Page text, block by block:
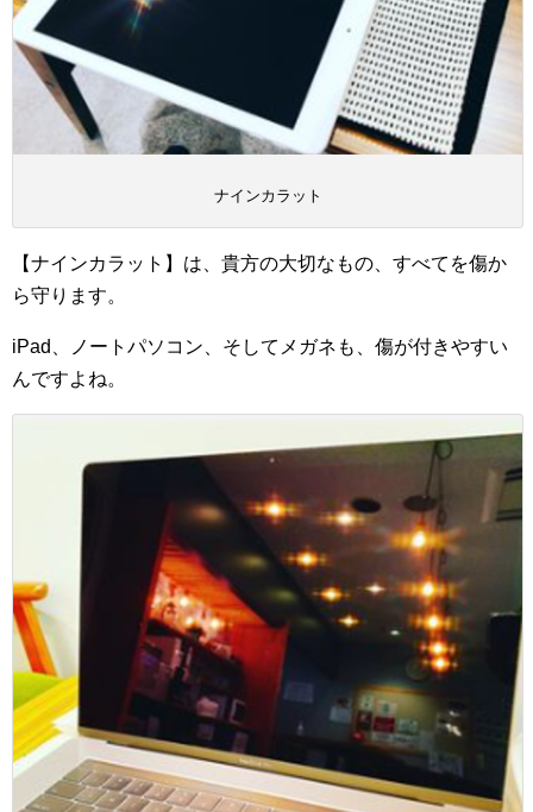
ナインカラット
【ナインカラット】は、貴方の大切なもの、すべてを傷か
ら守ります。
iPad、ノートパソコン、そしてメガネも、傷が付きやすい
んですよね。